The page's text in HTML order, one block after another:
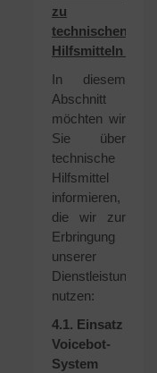
zu
technischen
Hilfsmitteln
In diesem
Abschnitt
möchten wir
Sie über
technische
Hilfsmittel
informieren,
die wir zur
Erbringung
unserer
Dienstleistungen
nutzen:
4.1. Einsatz
Voicebot-
System